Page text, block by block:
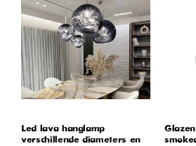
Led lava hanglamp –
verschillende diameters en